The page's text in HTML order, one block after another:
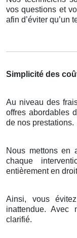
vos questions et
afin d’éviter qu’un
Simplicité des
Au niveau des
offres abordables
de nos prestations.
Nous mettons en
chaque
entièrement en
Ainsi, vous
inattendue. Avec
clarifié.